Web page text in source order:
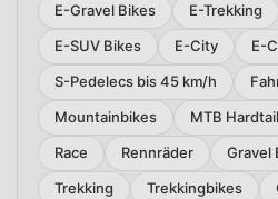
E-Gravel Bikes
E-Trekking
E-SUV Bikes
E-City
E-
S-Pedelecs bis 45 km/h
Mountainbikes
MTB
Race
Rennräder Gravel
Trekking
Trekkingbikes